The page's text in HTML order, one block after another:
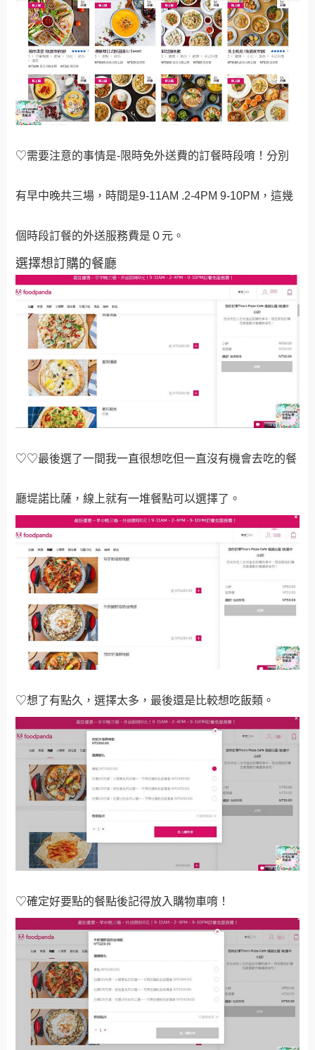
♡需要注意的事情是-限時免外送費的訂餐時段唷！分別
有早中晚共三場，時間是9-11AM .2-4PM 9-10PM，這幾
個時段訂餐的外送服務費是０元。
選擇想訂購的餐廳
♡♡最後選了一間我一直很想吃但一直沒有機會去吃的餐
廳堤諾比薩，線上就有一堆餐點可以選擇了。
♡想了有點久，選擇太多，最後還是比較想吃飯類。
♡確定好要點的餐點後記得放入購物車唷！